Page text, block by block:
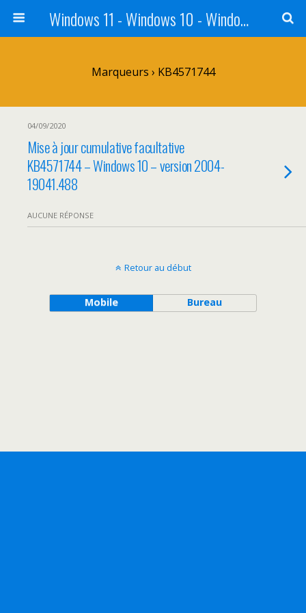
Windows 11 - Windows 10 - Windows 8 - Windows 7 - VISTA
Marqueurs › KB4571744
04/09/2020
Mise à jour cumulative facultative
KB4571744 – Windows 10 – version 2004-
19041.488
AUCUNE RÉPONSE
Retour au début
Mobile Bureau